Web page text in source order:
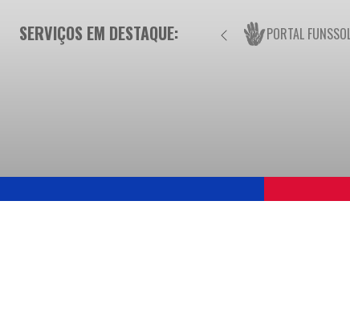
SERVIÇOS EM DESTAQUE: PORTAL